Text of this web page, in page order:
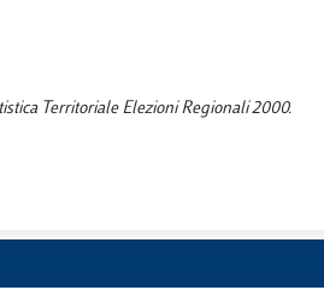
Territoriale Elezioni Regionali 2000.